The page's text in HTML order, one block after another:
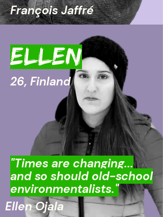
François Jaffré
ELLEN
26, Finland
"Times are changing...
and so should old-school
environmentalists."
Ellen Ojala